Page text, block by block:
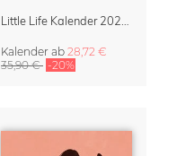
Little Life Kalender 2027 von Simone Goder
Kalender ab 28,72 €
35,90 € -20%